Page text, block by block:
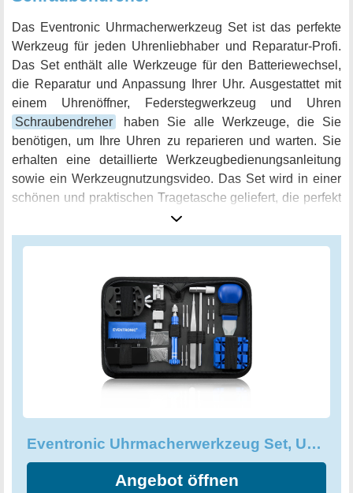
Das Eventronic Uhrmacherwerkzeug Set ist das perfekte
Werkzeug für jeden Uhrenliebhaber und Reparatur-Profi.
Das Set enthält alle Werkzeuge für den Batteriewechsel,
die Reparatur und Anpassung Ihrer Uhr. Ausgestattet mit
einem Uhrenöffner, Federstegwerkzeug und Uhren
Schraubendreher
haben Sie alle Werkzeuge, die Sie
benötigen, um Ihre Uhren zu reparieren und warten. Sie
erhalten eine detaillierte Werkzeugbedienungsanleitung
sowie ein Werkzeugnutzungsvideo. Das Set wird in einer
schönen und praktischen Tragetasche geliefert, die perfekt
als Geschenk für Freunde und Familie geeignet ist. Alle
Werkzeuge sind aus hochwertigem Edelstahl gefertigt und
Uhrmacherwerkzeug Set zu Ihrem zuverlässigen Begleiter
bei jeder Reparatur oder Wartung Ihrer Uhr. Mit diesem Set
können Sie einfach die Länge des Bandes anpassen, das
Band ersetzen, die Abdeckung öffnen, die Uhrbatterie
ersetzen und Dichtungen austauschen. Von der
Demontage bis zur Montage - dieses Set macht jede
Reparatur einfach und bietet Ihnen auch noch viel Spaß
Entferner. Ein kleiner Hammer, 4 Stanzenstifte für
Uhrenarmband-Anpassung, ein Uhrenarmband-Halter, ein
Uhrengehäuse-Halter, ein Uhrengehäuse-Öffner, eine
Eventronic Uhrmacherwerkzeug Set, Uhrenwerkzeug Batteriewechsel
Angebot öffnen